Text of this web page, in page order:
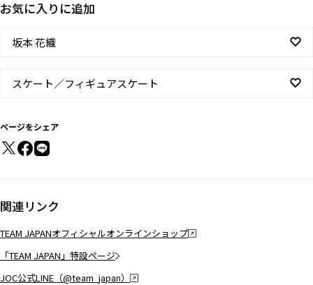
お気に入りに追加
坂本 花織
スケート／フィギュアスケート
ページをシェア
関連リンク
TEAM JAPANオフィシャルオンラインショップ
「TEAM JAPAN」特設ページ
JOC公式LINE（@team_japan）